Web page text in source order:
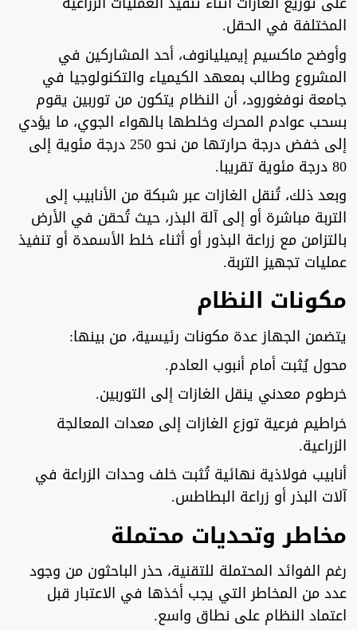
المختلفة في الحقل.
وأوضح ماكسيم إيميليانوف، أحد المشاركين في
المشروع وطالب بمعهد الكيمياء والتكنولوجيا في
جامعة نوفغورود، أن النظام يتكون من توربين يقوم
بسحب عوادم المحرك وخلطها بالهواء الجوي، ما يؤدي
إلى خفض درجة حرارتها من نحو 250 درجة مئوية إلى
80 درجة مئوية تقريبا.
وبعد ذلك، تُنقل الغازات عبر شبكة من الأنابيب إلى
التربة مباشرة أو إلى آلة البذر، حيث تُحقن في الأرض
بالتزامن مع زراعة البذور أو أثناء خلط الأسمدة أو تنفيذ
عمليات تجهيز التربة.
مكونات النظام
يتضمن الجهاز عدة مكونات رئيسية، من بينها:
محول يُثبت أمام أنبوب العادم.
خرطوم معدني ينقل الغازات إلى التوربين.
خراطيم فرعية توزع الغازات إلى معدات المعالجة
الزراعية.
أنابيب فولاذية نهائية تُثبت خلف وحدات الزراعة في
آلات البذر أو زراعة البطاطس.
مخاطر وتحديات محتملة
رغم الفوائد المحتملة للتقنية، حذر الباحثون من وجود
عدد من المخاطر التي يجب أخذها في الاعتبار قبل
اعتماد النظام على نطاق واسع.